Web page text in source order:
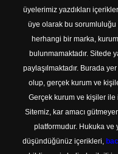
üyelerimiz yazdıkları
üye olarak bu sorumluluğu
herhangi bir marka,
bulunmamaktadır. Sitede
paylaşılmaktadır. Burada
olup, gerçek kurum ve
Gerçek kurum ve kişiler
Sitemiz, kar amacı
platformudur. Hukuka ve
düşündüğünüz içerikleri,